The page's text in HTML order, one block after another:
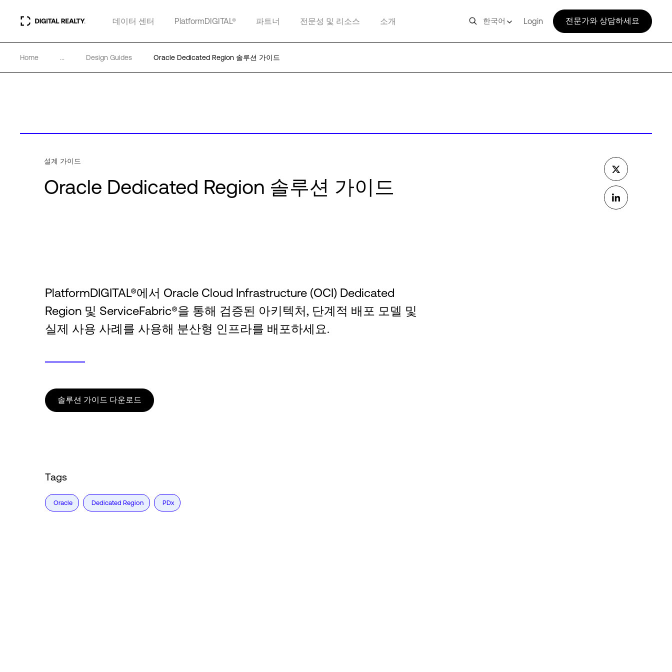
데이터 센터 PlatformDIGITAL® 파트너 전문성 및 리소스 소개 한국어 Login 전문가와 상담하세요
Home ... Design Guides Oracle Dedicated Region 솔루션 가이드
설계 가이드
Oracle Dedicated Region 솔루션 가이드
PlatformDIGITAL®에서 Oracle Cloud Infrastructure (OCI) Dedicated
Region 및 ServiceFabric®을 통해 검증된 아키텍처, 단계적 배포 모델 및
실제 사용 사례를 사용해 분산형 인프라를 배포하세요.
솔루션 가이드 다운로드
Tags
Oracle Dedicated Region PDx